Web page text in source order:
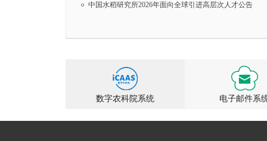
中国水稻研究所2026年面向全球引进高层次人才公告
数字农科院系统 电子邮件系